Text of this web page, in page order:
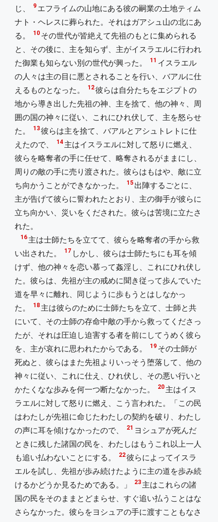
じ、
9 エフライムの山地にある彼の嗣業の土地ティム
ナト・ヘレスに葬られた。それはガアシュ山の北にあ
る。
10 その世代が皆絶えて先祖のもとに集められる
と、その後に、主を知らず、主がイスラエルに行われ
た御業も知らない別の世代が興った。
11 イスラエル
の人々は主の目に悪とされることを行い、バアルに仕
えるものとなった。
12彼らは自分たちをエジプトの
地から導き出した先祖の神、主を捨て、他の神々、周
囲の国の神々に従い、これにひれ伏して、主を怒らせ
た。
13彼らは主を捨て、バアルとアシュトレトに仕
えたので、
14 主はイスラエルに対して怒りに燃え、
彼らを略奪者の手に任せて、略奪されるがままにし、
周りの敵の手に売り渡された。彼らはもはや、敵に立
ち向かうことができなかった。
15 出陣するごとに、
主が告げて彼らに誓われたとおり、主の御手が彼らに
立ち向かい、災いをくだされた。彼らは苦境に立たさ
れた。
16 主は士師たちを立てて、彼らを略奪者の手から救
い出された。
17 しかし、彼らは士師たちにも耳を傾
けず、他の神々を恋い慕って姦淫し、これにひれ伏し
た。彼らは、先祖が主の戒めに聞き従って歩んでいた
道を早々に離れ、同じように歩もうとはしなかっ
た。
18 主は彼らのために士師たちを立て、士師と共
にいて、その士師の存命中敵の手から救ってくださっ
たが、それは圧迫し迫害する者を前にしてうめく彼ら
を、主が哀れに思われたからである。
19 その士師が
死ぬと、彼らはまた先祖よりいっそう堕落して、他の
神々に従い、これに仕え、ひれ伏し、その悪い行いと
かたくなな歩みを何一つ断たなかった。
20 主はイス
ラエルに対して怒りに燃え、こう言われた。「この民
はわたしが先祖に命じたわたしの契約を破り、わたし
の声に耳を傾けなかったので、
21 ヨシュアが死んだ
ときに残した諸国の民を、わたしはもうこれ以上一人
も追い払わないことにする。
22彼らによってイスラ
エルを試し、先祖が歩み続けたように主の道を歩み続
けるかどうか見るためである。」
23 主はこれらの諸
国の民をそのままとどまらせ、すぐ追い払うことはな
さらなかった。彼らをヨシュアの手に渡すこともなさ